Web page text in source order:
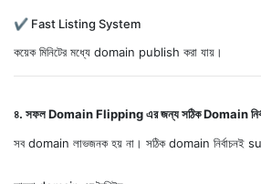
✔ Fast Listing System
কয়েক মিনিটের মধ্যে domain publish করা যায়।
৪. সফল Domain Flipping এর জন্য সঠিক Domain
সব domain লাভজনক হয় না। সঠিক domain নির্বাচনই